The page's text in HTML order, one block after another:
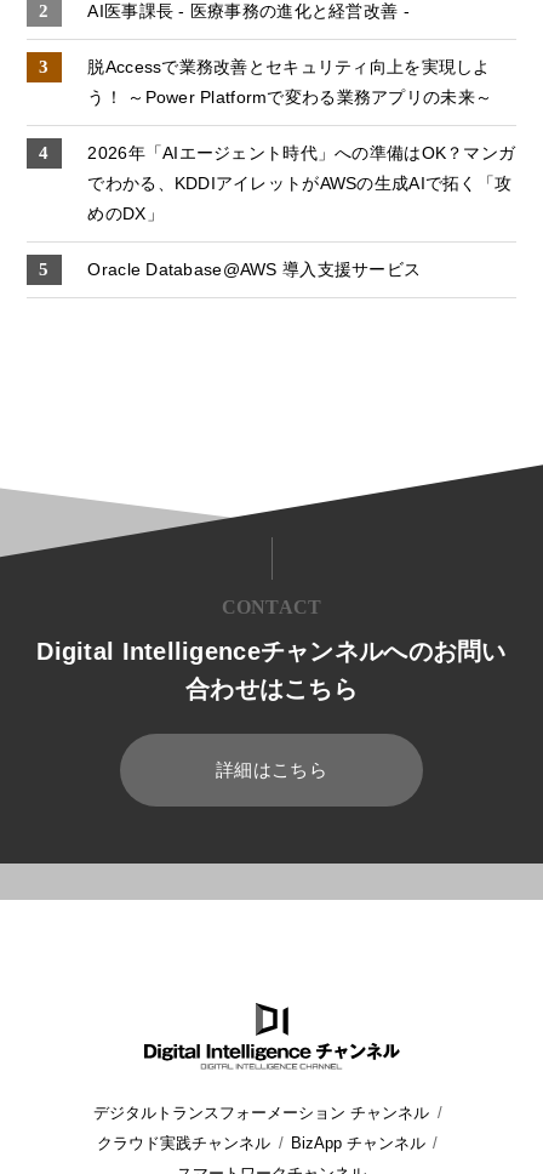
AI医事課長 - 医療事務の進化と経営改善 -
脱Accessで業務改善とセキュリティ向上を実現しよ
う！ ～Power Platformで変わる業務アプリの未来～
2026年「AIエージェント時代」への準備はOK？マンガ
でわかる、KDDIアイレットがAWSの生成AIで拓く「攻
めのDX」
Oracle Database@AWS 導入支援サービス
CONTACT
Digital Intelligenceチャンネルへのお問い
合わせはこちら
詳細はこちら
デジタルトランスフォーメーション チャンネル
クラウド実践チャンネル
BizApp チャンネル